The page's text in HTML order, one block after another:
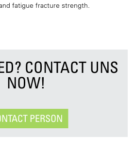
fatigue fracture strength.
CONTACT UNS
NOW!
PERSON